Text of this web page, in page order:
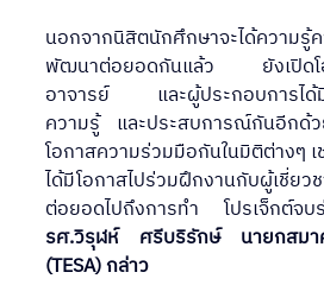
นอกจากนิสิตนักศึกษาจะได้ความรู้ค
พัฒนาต่อยอดกันแล้ว ยังเปิดโอ
อาจารย์ และผู้ประกอบการได้มี
ความรู้ และประสบการณ์กันอีกด้
โอกาสความร่วมมือกันในมิติต่างๆ
ได้มีโอกาสไปร่วมฝึกงานกับผู้เชี่ย
รศ.วิรุฬห์ ศรีบริรักษ์ นายกสมา
(TESA) กล่าว